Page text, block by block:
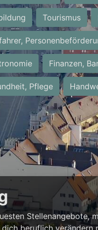
Tourismus
Finanzen,
Pflege
Stellenangebote,